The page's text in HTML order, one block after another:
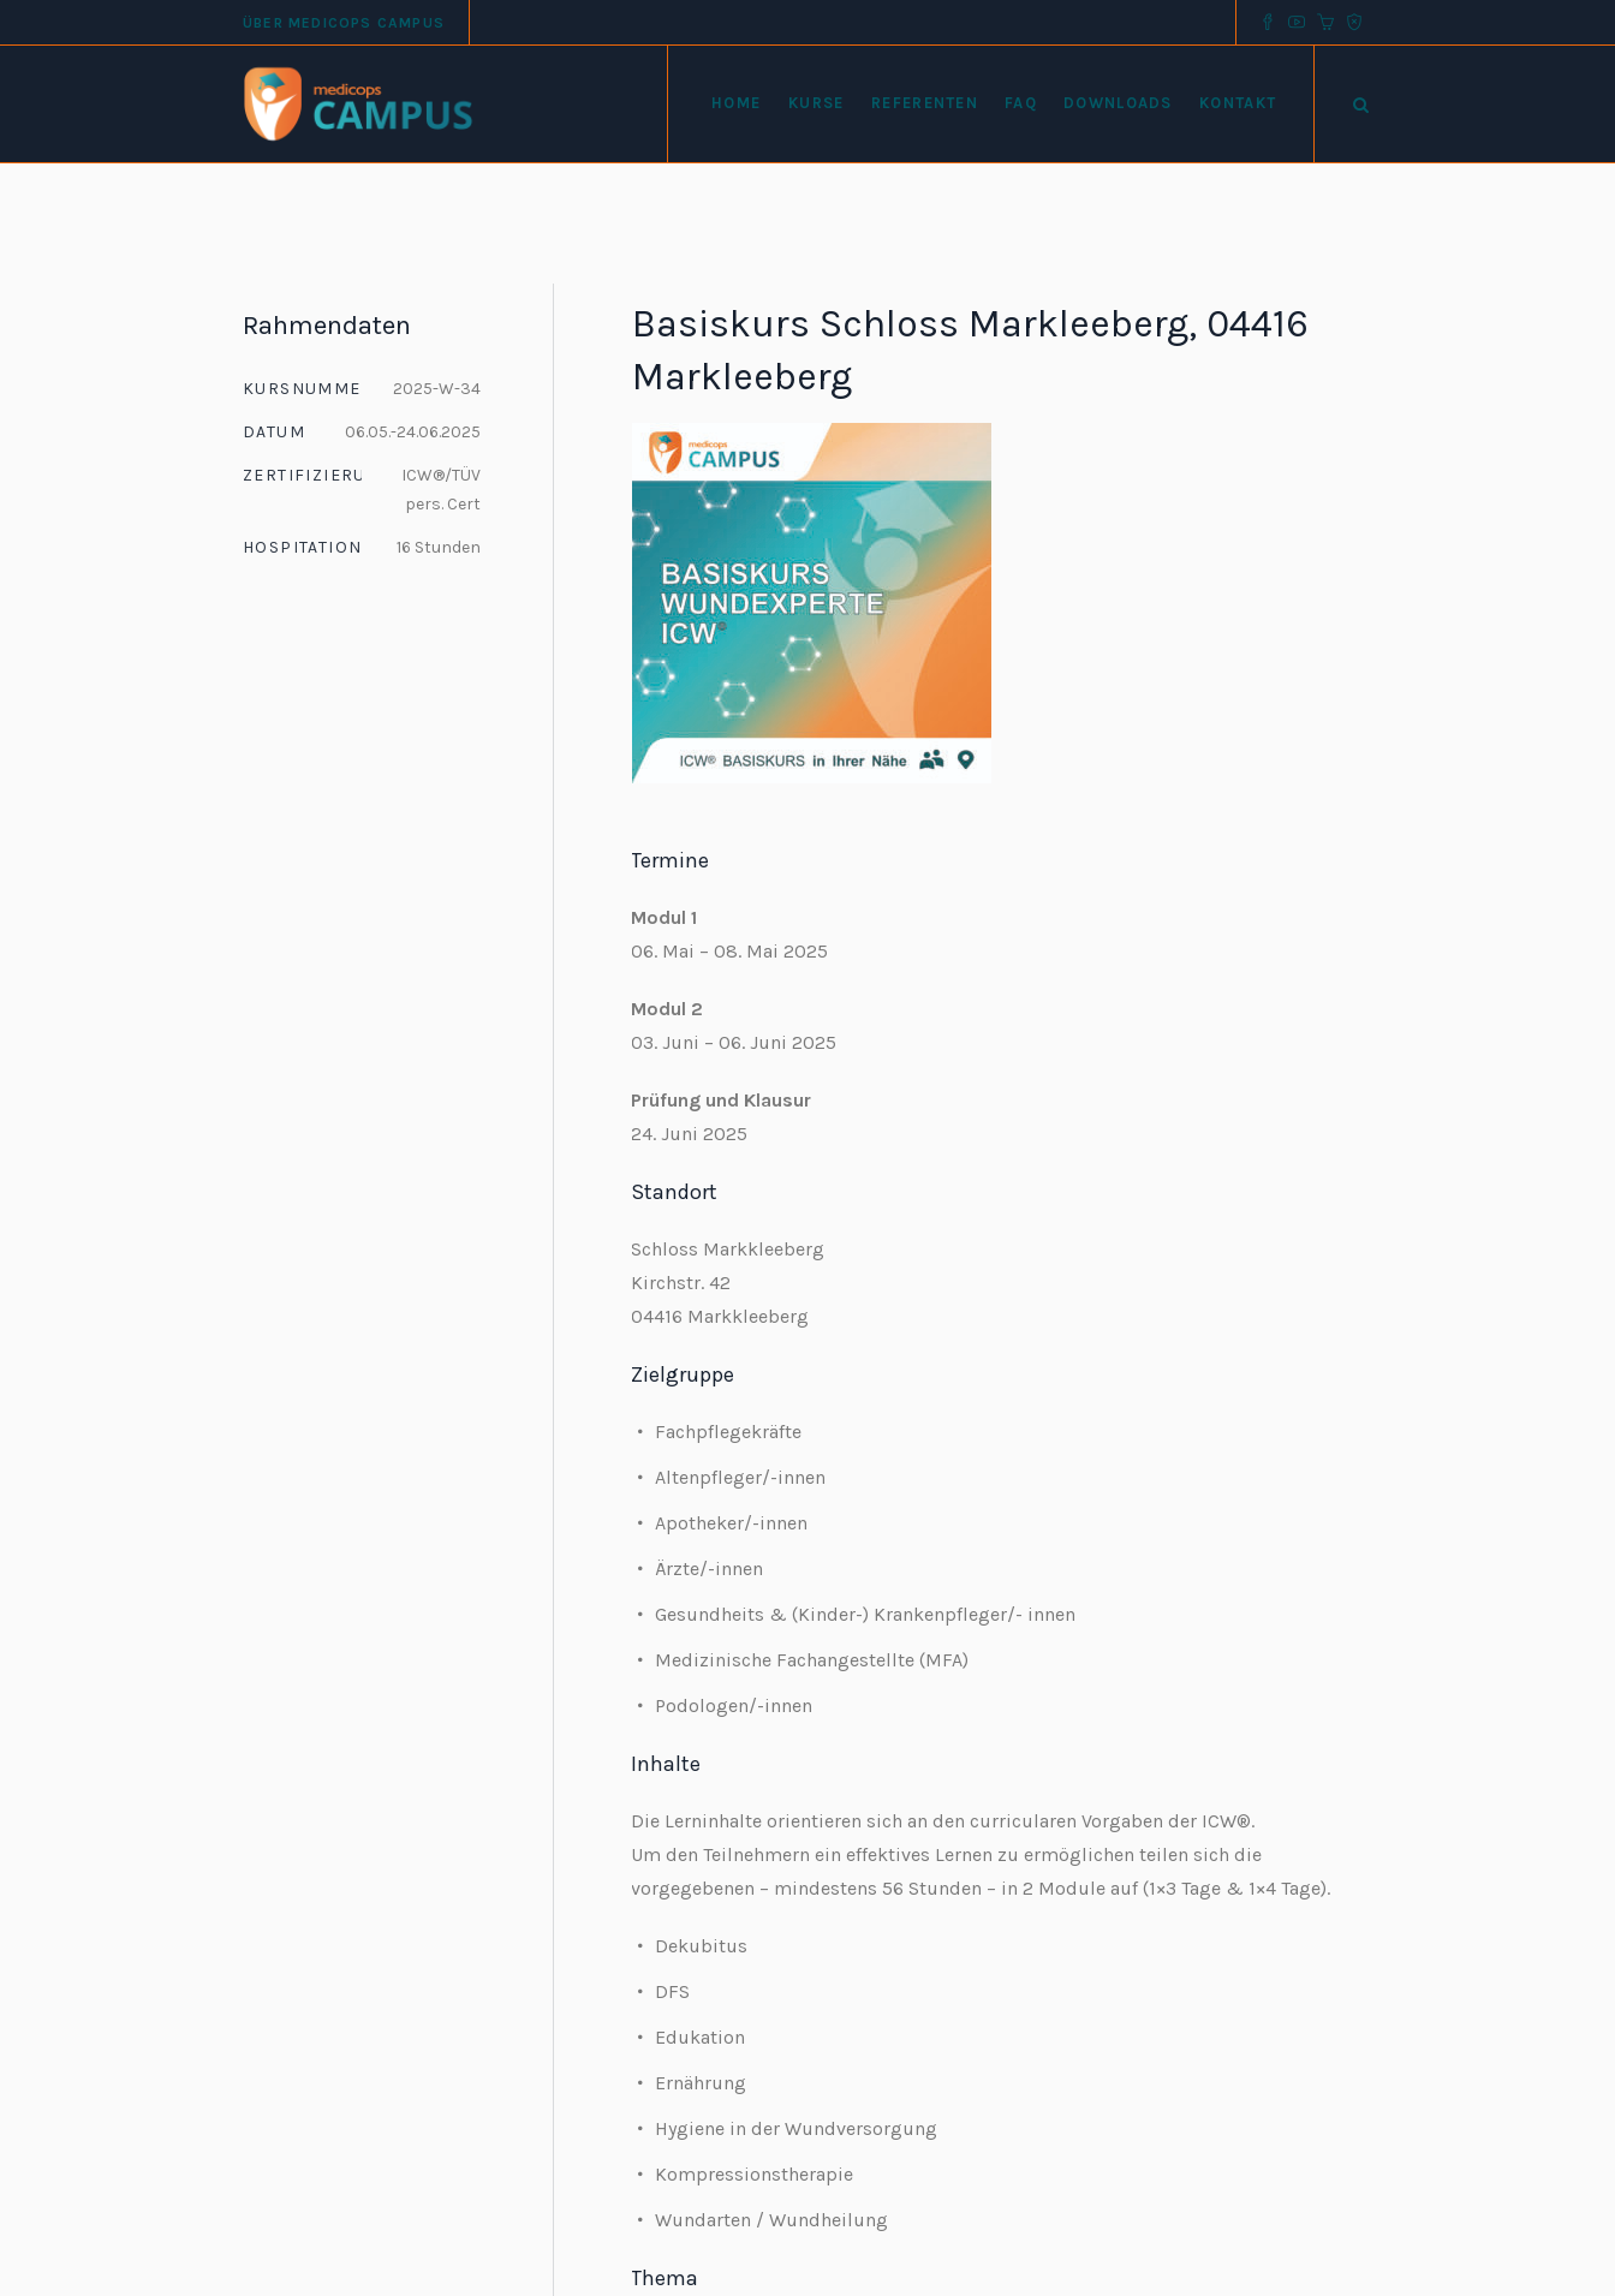
ÜBER MEDICOPS CAMPUS
HOME KURSE REFERENTEN FAQ DOWNLOADS KONTAKT
Rahmendaten
KURSNUMMER 2025-W-34
DATUM 06.05.-24.06.2025
ZERTIFIZIERUNG
ICW®/TÜV
pers. Cert
HOSPITATION 16 Stunden
Basiskurs Schloss Markleeberg, 04416
Markleeberg
Termine
Modul 1
06. Mai – 08. Mai 2025
Modul 2
03. Juni – 06. Juni 2025
Prüfung und Klausur
24. Juni 2025
Standort
Schloss Markkleeberg
Kirchstr. 42
04416 Markkleeberg
Zielgruppe
Fachpflegekräfte
Altenpfleger/-innen
Apotheker/-innen
Ärzte/-innen
Gesundheits & (Kinder-) Krankenpfleger/- innen
Medizinische Fachangestellte (MFA)
Podologen/-innen
Inhalte
Die Lerninhalte orientieren sich an den curricularen Vorgaben der ICW®.
Um den Teilnehmern ein effektives Lernen zu ermöglichen teilen sich die
vorgegebenen – mindestens 56 Stunden – in 2 Module auf (1×3 Tage & 1×4 Tage).
Dekubitus
DFS
Edukation
Ernährung
Hygiene in der Wundversorgung
Kompressionstherapie
Wundarten / Wundheilung
Thema